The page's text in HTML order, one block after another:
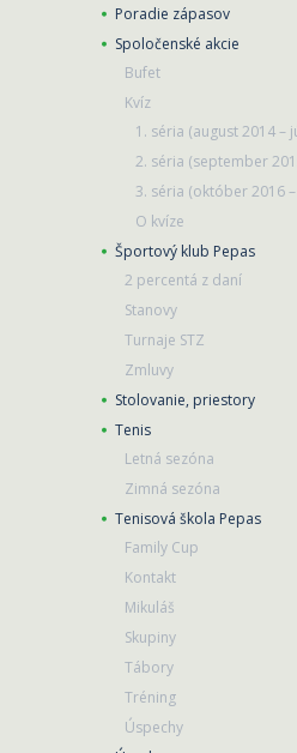
Poradie zápasov
Spoločenské akcie
Bufet
Kvíz
1. séria (august 2014 –
2. séria (september
3. séria (október 2016
O kvíze
Športový klub Pepas
2 percentá z daní
Stanovy
Turnaje STZ
Zmluvy
Stolovanie, priestory
Tenis
Letná sezóna
Zimná sezóna
Tenisová škola Pepas
Family Cup
Kontakt
Mikuláš
Skupiny
Tábory
Tréning
Úspechy